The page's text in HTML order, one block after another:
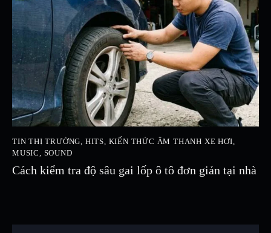
TIN THỊ TRƯỜNG, HITS, KIẾN THỨC ÂM THANH XE HƠI,
MUSIC, SOUND
Cách kiểm tra độ sâu gai lốp ô tô đơn giản tại nhà